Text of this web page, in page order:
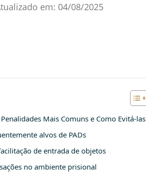
em: 04/08/2025
Mais Comuns e Como Evitá-las
alvos de PADs
de entrada de objetos
no ambiente prisional